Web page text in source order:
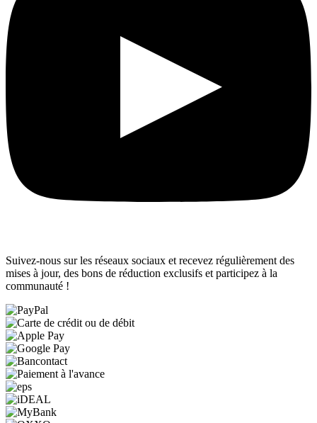
Suivez-nous sur les réseaux sociaux et recevez régulièrement des
mises à jour, des bons de réduction exclusifs et participez à la
communauté !